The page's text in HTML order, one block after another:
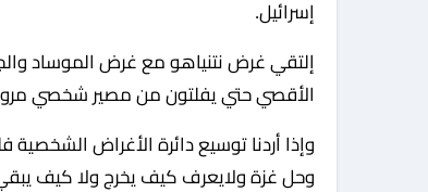
إسرائيل.
إلتقي غرض نتنياهو مع غرض الموساد
الأقصي حتي يفلتون من مصير شخصي مروع
وإذا أردنا توسيع دائرة الأغراض
وحل غزة ولايعرف كيف يخرج ولا كيف يبقي